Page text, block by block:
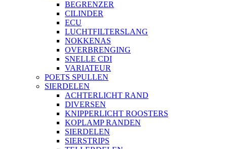
BEGRENZER
CILINDER
ECU
LUCHTFILTERSLANG
NOKKENAS
OVERBRENGING
SNELLE CDI
VARIATEUR
POETS SPULLEN
SIERDELEN
ACHTERLICHT RAND
DIVERSEN
KNIPPERLICHT ROOSTERS
KOPLAMP RANDEN
SIERDELEN
SIERSTRIPS